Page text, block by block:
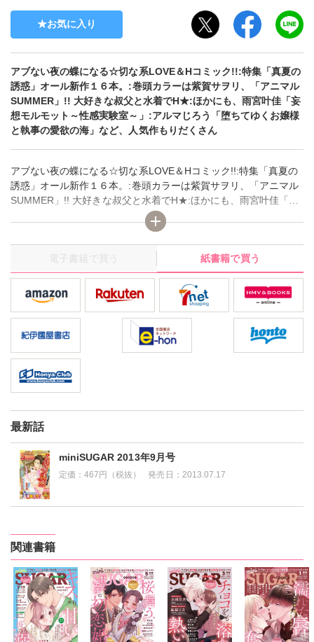
お気に入り
アブない夜の蝶になる☆切な系LOVE＆Hコミック!!:特集「真夏の
誘惑」オール新作１６本。:巻頭カラーは紫賀サヲリ、「アニマル
SUMMER」!! 大好きな叔父と水着でH★:ほかにも、雨宮叶佳「妄
想モルモット～性感実験室～」:アルマじろう「堕ちてゆくお嬢様
と執事の愛欲の海」など、人気作もりだくさん
アブない夜の蝶になる☆切な系LOVE＆Hコミック!!:特集「真夏の
誘惑」オール新作１６本。:巻頭カラーは紫賀サヲリ、「アニマル
SUMMER」!! 大好きな叔父と水着でH★:ほかにも、雨宮叶佳「妄
想モルモット～性感実験室～」:アルマじろう「堕ちてゆくお嬢様
と執事の愛欲の海」など、人気作もりだくさん
電子書籍で買う 紙書籍で買う
最新話
miniSUGAR 2013年9月号
定価：467円（税抜） 発売日： 2013.07.17
関連書籍